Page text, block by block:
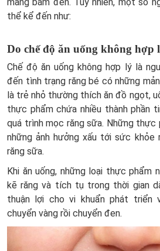
thể kể đến như:
Do chế độ ăn uống không hợp
Chế độ ăn uống không hợp lý là
đến tình trạng răng bé có những
là trẻ nhỏ thường thích ăn đồ ngọt,
thực phẩm chứa nhiều thành phần
quá trình mọc răng sữa. Những thực
những ảnh hưởng xấu tới sức khỏe
răng sữa.
Khi ăn uống, những loại thực phẩm
kẽ răng và tích tụ trong thời gian
thuận lợi cho vi khuẩn phát triển
chuyển vàng rồi chuyển đen.